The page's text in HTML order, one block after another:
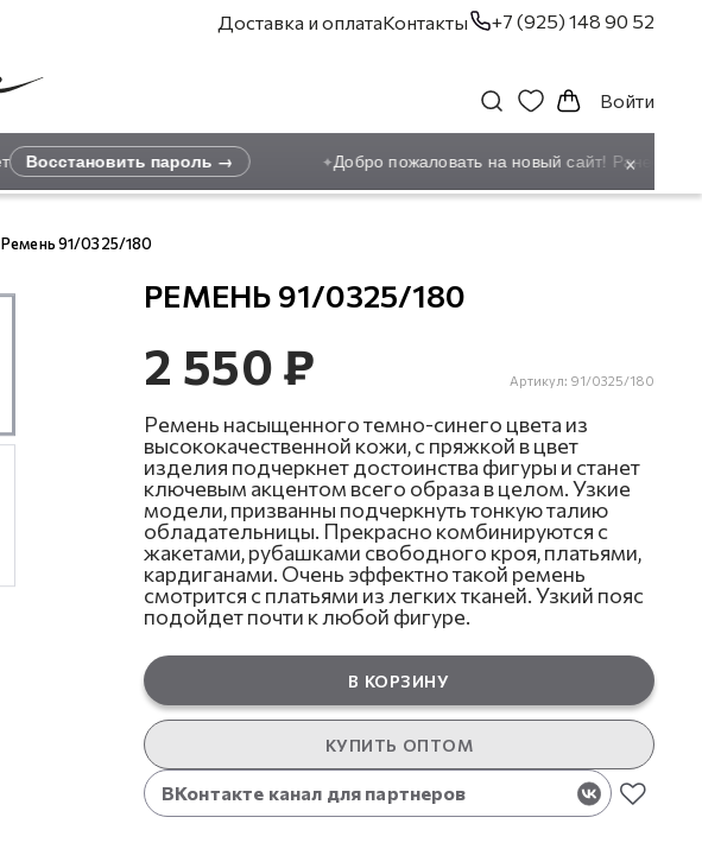
Доставка и оплатаКонтакты +7 (925) 148 90 52
Войти
Восстановить пароль → Добро пожаловать на новый сайт! Ранее
×
Ремень 91/0325/180
РЕМЕНЬ 91/0325/180
2 550 ₽ Артикул: 91/0325/180
Ремень насыщенного темно-синего цвета из
высококачественной кожи, с пряжкой в цвет
изделия подчеркнет достоинства фигуры и станет
ключевым акцентом всего образа в целом. Узкие
модели, призванны подчеркнуть тонкую талию
обладательницы. Прекрасно комбинируются с
жакетами, рубашками свободного кроя, платьями,
кардиганами. Очень эффектно такой ремень
смотрится с платьями из легких тканей. Узкий пояс
подойдет почти к любой фигуре.
В КОРЗИНУ
КУПИТЬ ОПТОМ
ВКонтакте канал для партнеров